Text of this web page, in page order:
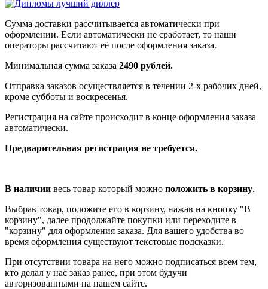
Сумма доставки рассчитывается автоматически при
оформлении. Если автоматически не сработает, то наши
операторы рассчитают её после оформления заказа.
Минимальная сумма заказа 2490 рублей.
Отправка заказов осуществляется в течении 2-х рабочих дней,
кроме субботы и воскресенья.
Регистрация на сайте происходит в конце оформления заказа
автоматически.
Предварительная регистрация не требуется.
В наличии весь товар который можно положить в корзину.
Выбрав товар, положите его в корзину, нажав на кнопку "В
корзину", далее продолжайте покупки или переходите в
"корзину" для оформления заказа. Для вашего удобства во
время оформления существуют текстовые подсказки.
При отсутствии товара на него можно подписаться всем тем,
кто делал у нас заказ ранее, при этом будучи
авторизованными на нашем сайте.